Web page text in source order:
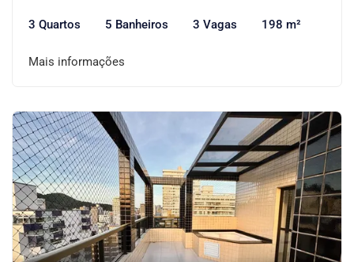
3 Quartos 5 Banheiros 3 Vagas 198 m²
Mais informações